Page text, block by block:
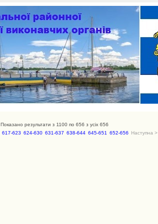
Показано результати з 1100 по 656 з усіх 656
617-623 624-630 631-637 638-644 645-651 652-656 Наступна >